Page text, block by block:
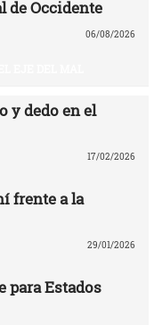
de Occidente
06/08/2026
y dedo en el
17/02/2026
frente a la
29/01/2026
para Estados